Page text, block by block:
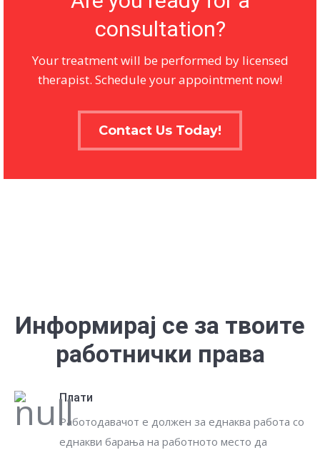
consultation?
Your treatment will be performed by licensed
therapist. Schedule your appointment now!
Contact Us Today!
Информирај се за твоите
работнички права
Плати
Работодавачот е должен за еднаква работа со
еднакви барања на работното место да